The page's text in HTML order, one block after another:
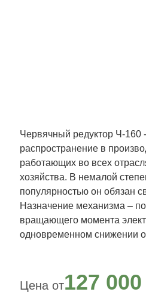
Червячный редуктор Ч-160 -
распространение в
работающих во всех
хозяйства. В немалой
популярностью он обязан
Назначение механизма –
вращающего момента
одновременном снижении
127 000